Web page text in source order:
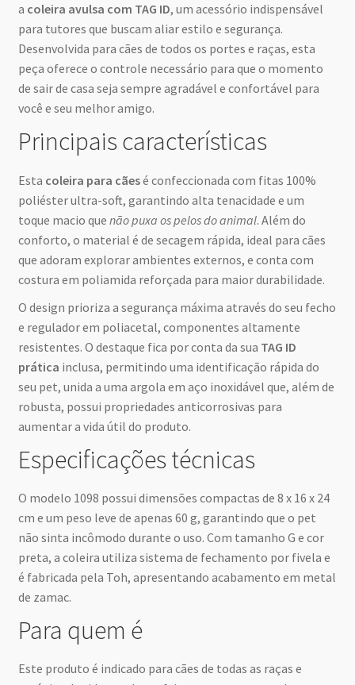
a coleira avulsa com TAG ID, um acessório indispensável
para tutores que buscam aliar estilo e segurança.
Desenvolvida para cães de todos os portes e raças, esta
peça oferece o controle necessário para que o momento
de sair de casa seja sempre agradável e confortável para
você e seu melhor amigo.
Principais características
Esta coleira para cãesé confeccionada com fitas 100%
poliéster ultra-soft, garantindo alta tenacidade e um
toque macio que não puxa os pelos do animal. Além do
conforto, o material é de secagem rápida, ideal para cães
que adoram explorar ambientes externos, e conta com
costura em poliamida reforçada para maior durabilidade.
O design prioriza a segurança máxima através do seu fecho
e regulador em poliacetal, componentes altamente
resistentes. O destaque fica por conta da sua TAG ID
prática inclusa, permitindo uma identificação rápida do
seu pet, unida a uma argola em aço inoxidável que, além de
robusta, possui propriedades anticorrosivas para
aumentar a vida útil do produto.
Especificações técnicas
O modelo 1098 possui dimensões compactas de 8 x 16 x 24
cm e um peso leve de apenas 60 g, garantindo que o pet
não sinta incômodo durante o uso. Com tamanho G e cor
preta, a coleira utiliza sistema de fechamento por fivela e
é fabricada pela Toh, apresentando acabamento em metal
de zamac.
Para quem é
Este produto é indicado para cães de todas as raças e